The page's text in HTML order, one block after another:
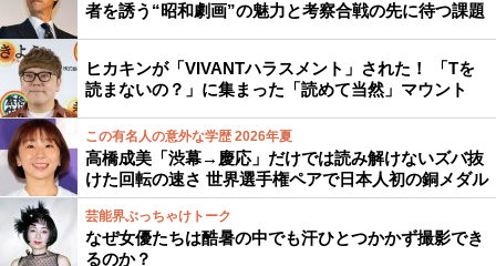
者を誘う“昭和劇画”の魅力と考察合戦の先に待つ課題
ヒカキンが「VIVANTハラスメント」された！ 「Tを
読まないの？」に集まった「読めて当然」マウント
この有名人の意外な学歴 2026年夏
高橋成美「渋幕→慶応」だけでは読み解けないズバ抜
けた回転の速さ 世界選手権ペアで日本人初の銅メダル
芸能界ぶっちゃけトーク
なぜ女優たちは酷暑の中でも汗ひとつかかず撮影でき
るのか？